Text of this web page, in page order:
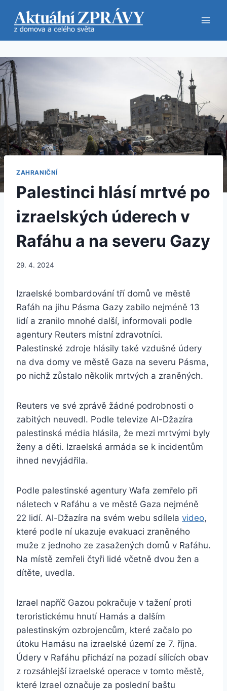
obsah
ZAHRANIČNÍ
Palestinci hlásí mrtvé po
izraelských úderech v
Rafáhu a na severu Gazy
29. 4. 2024
Izraelské bombardování tří domů ve městě
Rafáh na jihu Pásma Gazy zabilo nejméně 13
lidí a zranilo mnohé další, informovali podle
agentury Reuters místní zdravotníci.
Palestinské zdroje hlásily také vzdušné údery
na dva domy ve městě Gaza na severu Pásma,
po nichž zůstalo několik mrtvých a zraněných.
Reuters ve své zprávě žádné podrobnosti o
zabitých neuvedl. Podle televize Al-Džazíra
palestinská média hlásila, že mezi mrtvými byly
ženy a děti. Izraelská armáda se k incidentům
ihned nevyjádřila.
Podle palestinské agentury Wafa zemřelo při
náletech v Rafáhu a ve městě Gaza nejméně
22 lidí. Al-Džazíra na svém webu sdílela video,
které podle ní ukazuje evakuaci zraněného
muže z jednoho ze zasažených domů v Rafáhu.
Na místě zemřeli čtyři lidé včetně dvou žen a
dítěte, uvedla.
Izrael napříč Gazou pokračuje v tažení proti
teroristickému hnutí Hamás a dalším
palestinským ozbrojencům, které začalo po
útoku Hamásu na izraelské území ze 7. října.
Údery v Rafáhu přichází na pozadí sílících obav
z rozsáhlejší izraelské operace v tomto městě,
které Izrael označuje za poslední baštu